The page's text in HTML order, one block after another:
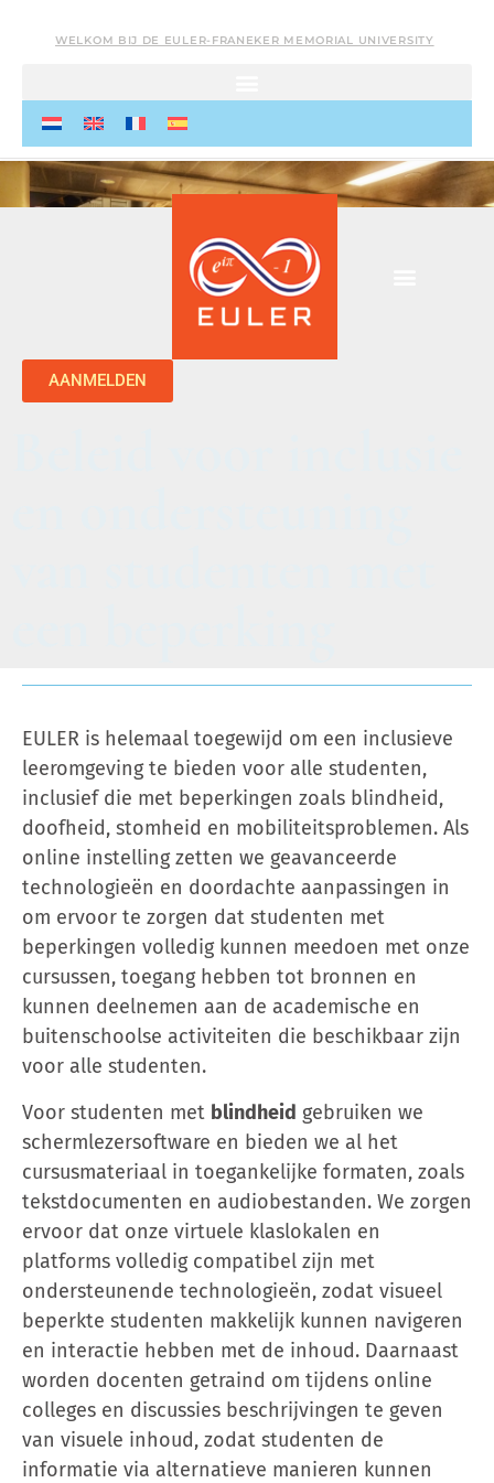
WELKOM BIJ DE EULER-FRANEKER MEMORIAL UNIVERSITY
AANMELDEN
EULER is helemaal toegewijd om een inclusieve
leeromgeving te bieden voor alle studenten,
inclusief die met beperkingen zoals blindheid,
doofheid, stomheid en mobiliteitsproblemen. Als
online instelling zetten we geavanceerde
technologieën en doordachte aanpassingen in
om ervoor te zorgen dat studenten met
beperkingen volledig kunnen meedoen met onze
cursussen, toegang hebben tot bronnen en
kunnen deelnemen aan de academische en
buitenschoolse activiteiten die beschikbaar zijn
voor alle studenten.
Voor studenten met blindheid gebruiken we
schermlezersoftware en bieden we al het
cursusmateriaal in toegankelijke formaten, zoals
tekstdocumenten en audiobestanden. We zorgen
ervoor dat onze virtuele klaslokalen en
platforms volledig compatibel zijn met
ondersteunende technologieën, zodat visueel
beperkte studenten makkelijk kunnen navigeren
en interactie hebben met de inhoud. Daarnaast
worden docenten getraind om tijdens online
colleges en discussies beschrijvingen te geven
van visuele inhoud, zodat studenten de
informatie via alternatieve manieren kunnen